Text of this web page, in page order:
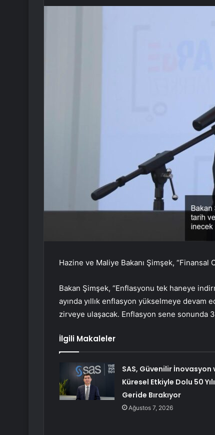
Hazine ve Maliye Bakanı Şimşek, “Finansal
Bakan Şimşek, “Enflasyonu tek haneye
ayında yıllık enflasyon yükselmeye devam
zirveye ulaşacak. Enflasyon sene sonunda
İlgili Makaleler
SAS, Güvenilir İnovasyon
Küresel Etkiyle Dolu 50 Yılı
Geride Bırakıyor
Ağustos 7, 2026